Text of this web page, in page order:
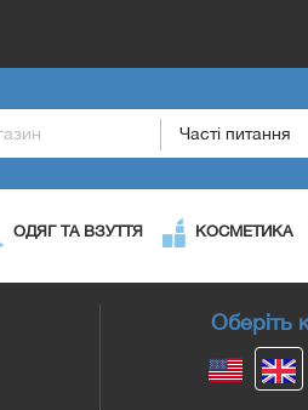
Часті питання
ОДЯГ ТА ВЗУТТЯ КОСМЕТИКА
Оберіть